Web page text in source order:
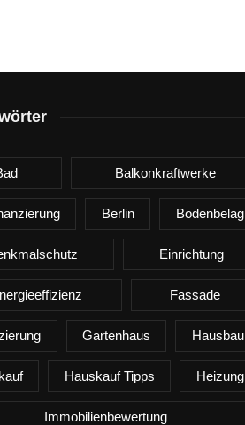
Balkonkraftwerke
Berlin Bodenbelag
Einrichtung
Fassade
Gartenhaus Hausbau
Hauskauf Tipps Heizung
Immobilienbewertung